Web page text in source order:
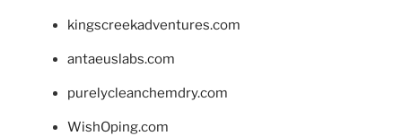
kingscreekadventures.com
antaeuslabs.com
purelycleanchemdry.com
WishOping.com